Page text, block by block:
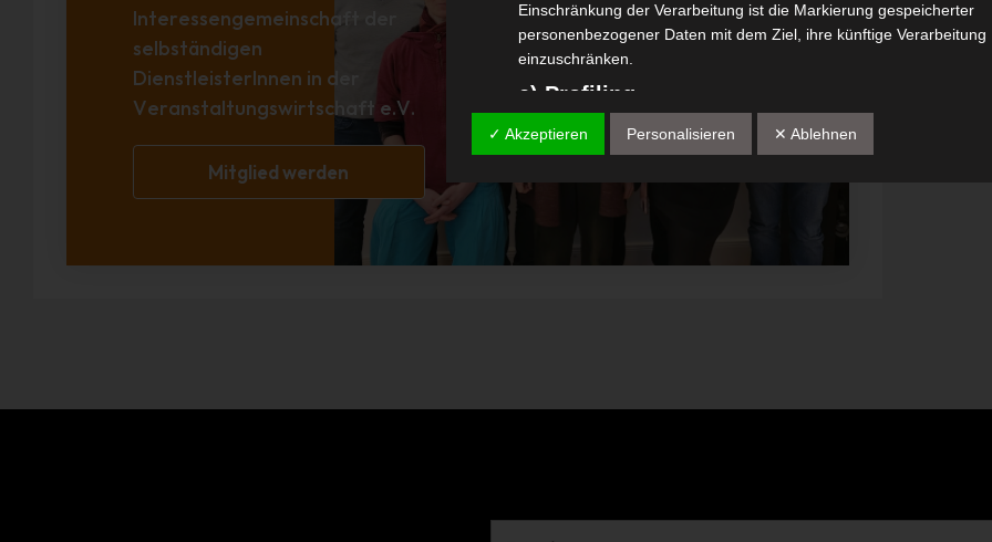
Interessengemeinschaft der
selbständigen
DienstleisterInnen in der
Veranstaltungswirtschaft e.V.
Mitglied werden
Einschränkung der Verarbeitung ist die Markierung gespeicherter
personenbezogener Daten mit dem Ziel, ihre künftige Verarbeitung
einzuschränken.
e) Profiling
Profiling ist jede Art der automatisierten Verarbeitung
personenbezogener Daten, die darin besteht, dass diese
personenbezogenen Daten verwendet werden, um bestimmte
persönliche Aspekte, die sich auf eine natürliche Person beziehen,
gewährleisten, dass die personenbezogenen Daten nicht einer
✓ Akzeptieren Personalisieren ✕ Ablehnen